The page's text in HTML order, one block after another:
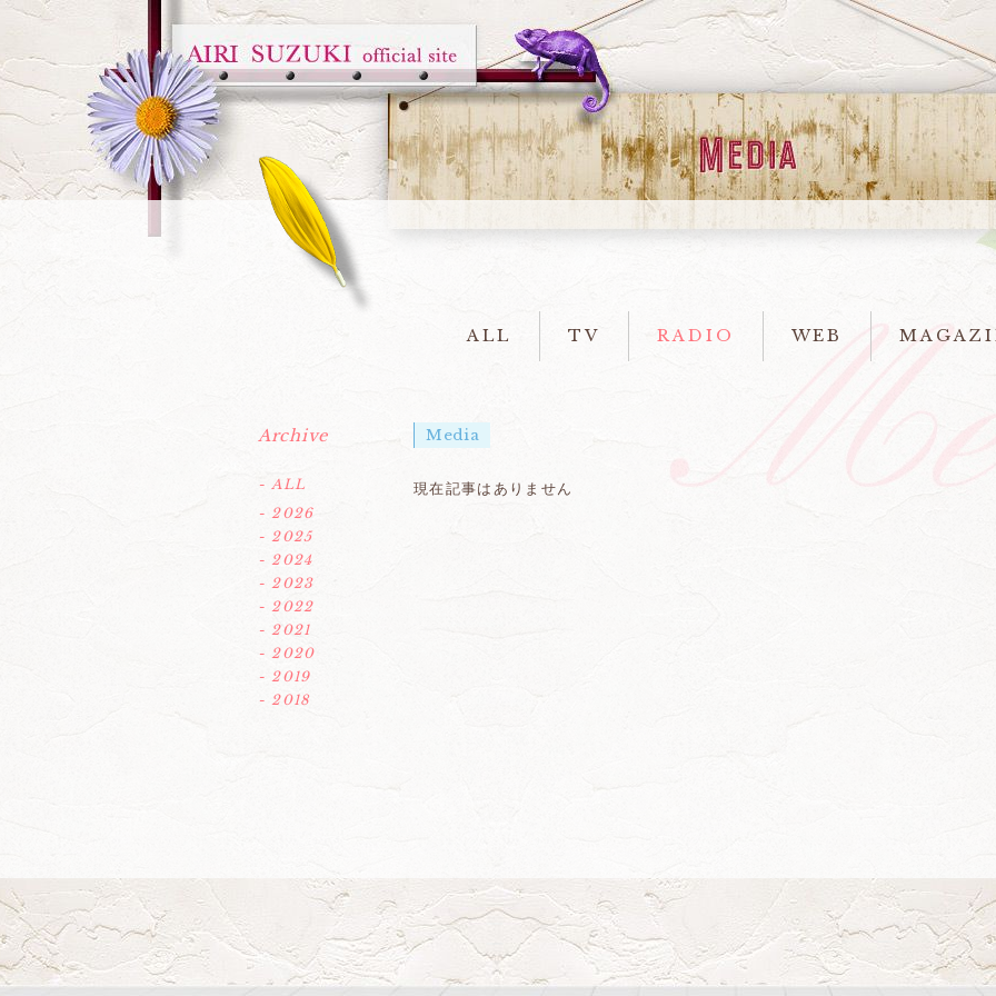
ALL TV RADIO WEB
Media
現在記事はありません
Archive
- ALL
- 2026
- 2025
- 2024
- 2023
- 2022
- 2021
- 2020
- 2019
- 2018